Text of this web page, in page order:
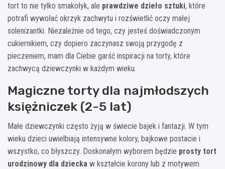
tort to nie tylko smakołyk, ale prawdziwe dzieło sztuki, które
potrafi wywołać okrzyk zachwytu i rozświetlić oczy małej
solenizantki. Niezależnie od tego, czy jesteś doświadczonym
cukiernikiem, czy dopiero zaczynasz swoją przygodę z
pieczeniem, mam dla Ciebie garść inspiracji na torty, które
zachwycą dziewczynki w każdym wieku.
Magiczne torty dla najmłodszych
księżniczek (2-5 lat)
Małe dziewczynki często żyją w świecie bajek i fantazji. W tym
wieku dzieci uwielbiają intensywne kolory, bajkowe postacie i
wszystko, co błyszczy. Doskonałym wyborem będzie prosty tort
urodzinowy dla dziecka w kształcie korony lub z motywem